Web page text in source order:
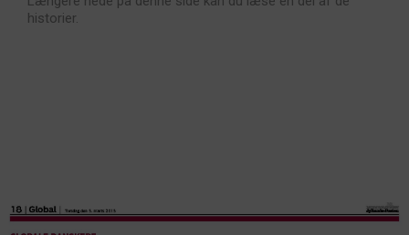
historier.